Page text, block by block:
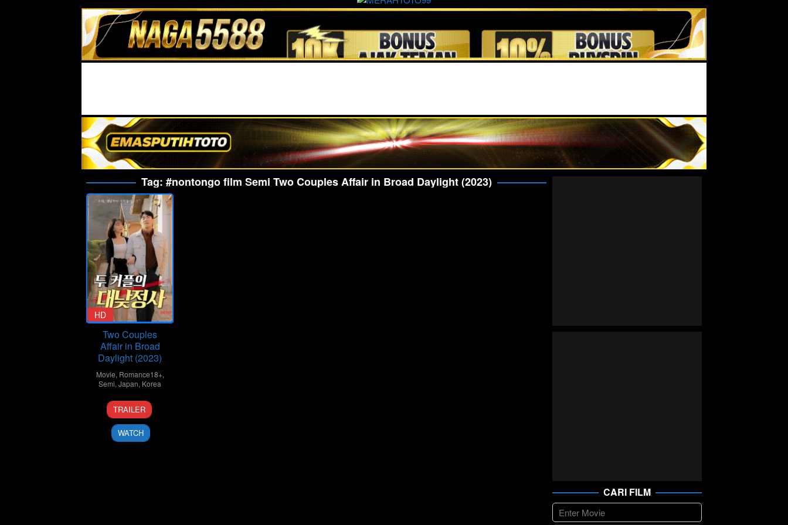
Tag: #nontongo film Semi Two Couples Affair in Broad Daylight (2023)
HD
Two Couples
Affair in Broad
Daylight (2023)
Movie, Romance18+,
Semi, Japan, Korea
TRAILER
WATCH
CARI FILM